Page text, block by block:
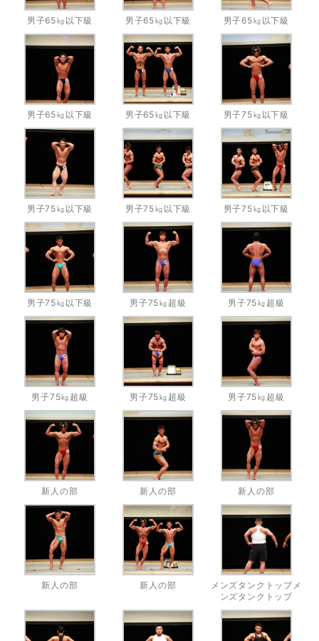
男子65㎏以下級 男子65㎏以下級 男子65㎏以下級
男子65㎏以下級 男子65㎏以下級 男子75㎏以下級
男子75㎏以下級 男子75㎏以下級 男子75㎏以下級
男子75㎏以下級 男子75㎏超級 男子75㎏超級
男子75㎏超級 男子75㎏超級 男子75㎏超級
新人の部 新人の部 新人の部
新人の部 新人の部
メンズタンクトップメ
ンズタンクトップ